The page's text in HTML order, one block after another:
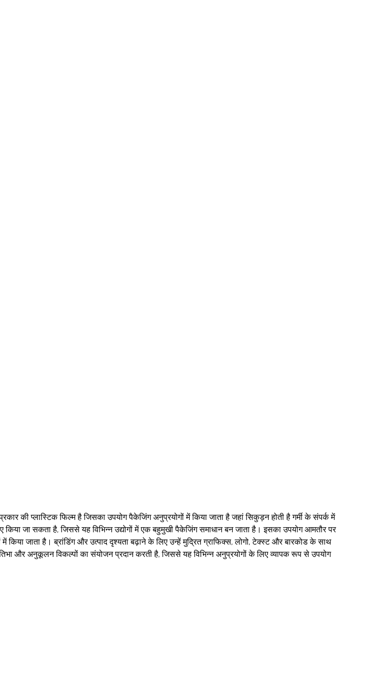
की प्लास्टिक फिल्म है जिसका उपयोग पैकेजिंग अनुप्रयोगों में किया जाता है जहां सिकुड़न होती है गर्मी के संपर्क में
जा सकता है, जिससे यह विभिन्न उद्योगों में एक बहुमुखी पैकेजिंग समाधान बन जाता है। इसका उपयोग आमतौर पर
किया जाता है। ब्रांडिंग और उत्पाद दृश्यता बढ़ाने के लिए उन्हें मुद्रित ग्राफिक्स, लोगो, टेक्स्ट और बारकोड के साथ
और अनुकूलन विकल्पों का संयोजन प्रदान करती है, जिससे यह विभिन्न अनुप्रयोगों के लिए व्यापक रूप से उपयोग